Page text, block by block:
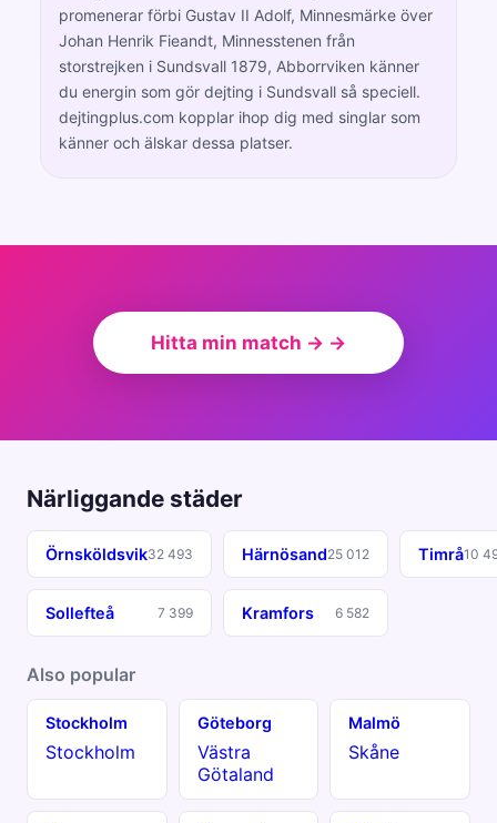
promenerar förbi Gustav II Adolf, Minnesmärke över
Johan Henrik Fieandt, Minnesstenen från
storstrejken i Sundsvall 1879, Abborrviken känner
du energin som gör dejting i Sundsvall så speciell.
dejtingplus.com kopplar ihop dig med singlar som
känner och älskar dessa platser.
Hitta min match → →
Närliggande städer
Örnsköldsvik32 493 Härnösand25 012 Timrå10
Sollefteå 7 399 Kramfors 6 582
Also popular
Stockholm
Stockholm
Göteborg
Västra
Götaland
Malmö
Skåne